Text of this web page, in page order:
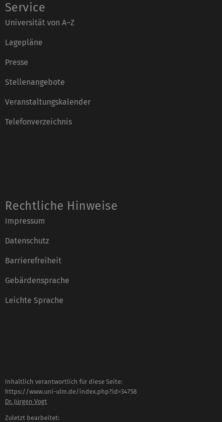
Service
Universität von A–Z
Lagepläne
Presse
Stellenangebote
Veranstaltungskalender
Telefonverzeichnis
Rechtliche Hinweise
Impressum
Datenschutz
Barrierefreiheit
Gebärdensprache
Leichte Sprache
Inhaltlich verantwortlich für diese Seite:
https://www.uni-ulm.de/index.php?id=34758
Dr. Jürgen Vogt
Zuletzt bearbeitet: